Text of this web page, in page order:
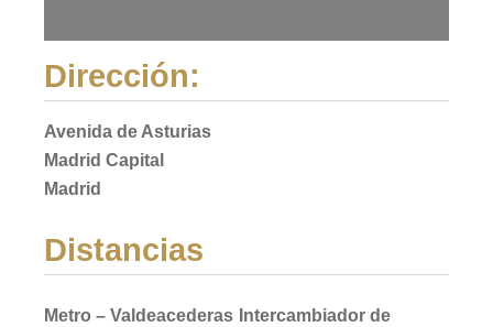
Dirección:
Avenida de Asturias
Madrid Capital
Madrid
Distancias
Metro – Valdeacederas Intercambiador de